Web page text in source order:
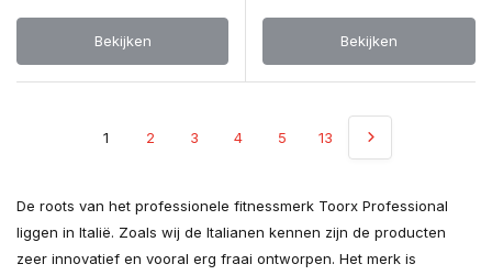
Bekijken Bekijken
1 2 3 4 5 13
De roots van het professionele fitnessmerk Toorx Professional
liggen in Italië. Zoals wij de Italianen kennen zijn de producten
zeer innovatief en vooral erg fraai ontworpen. Het merk is